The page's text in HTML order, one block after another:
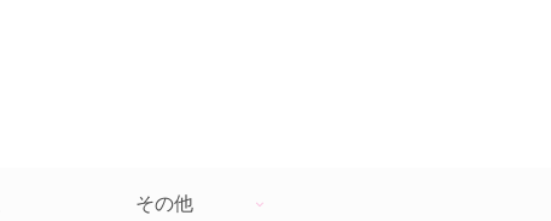
その他